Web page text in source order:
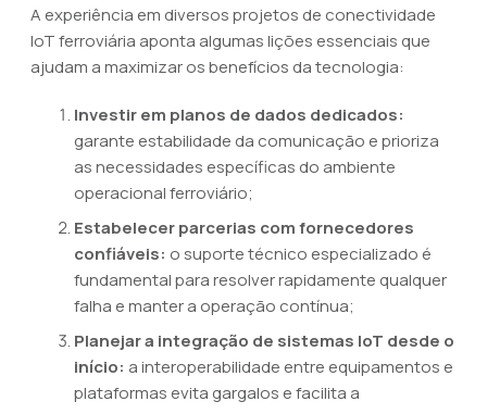
A experiência em diversos projetos de conectividade
IoT ferroviária aponta algumas lições essenciais que
ajudam a maximizar os benefícios da tecnologia:
Investir em planos de dados dedicados:
garante estabilidade da comunicação e prioriza
as necessidades específicas do ambiente
operacional ferroviário;
Estabelecer parcerias com fornecedores
confiáveis: o suporte técnico especializado é
fundamental para resolver rapidamente qualquer
falha e manter a operação contínua;
Planejar a integração de sistemas IoT desde o
início: a interoperabilidade entre equipamentos e
plataformas evita gargalos e facilita a